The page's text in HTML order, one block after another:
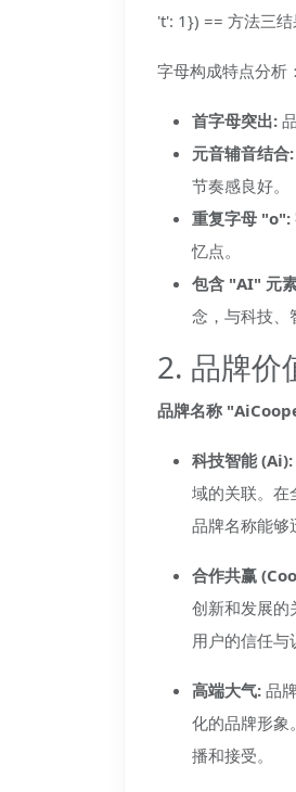
't': 1}) == 方法三
字母构成特点分析：
首字母突出:
元音辅音结合:
节奏感良好。
重复字母 "o":
忆点。
包含 "AI" 元
念，与科技、
2. 品牌价
品牌名称
科技智能 (Ai):
域的关联。在
品牌名称能够
合作共赢
创新和发展的
用户的信任与
高端大气: 品
化的品牌形象
播和接受。